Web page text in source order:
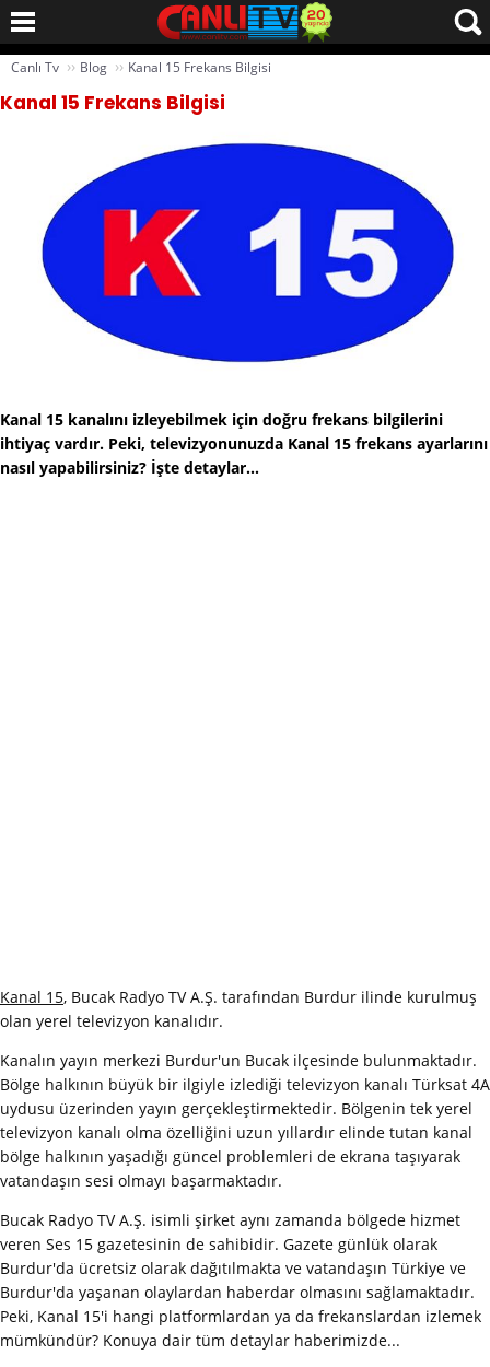
Canlı Tv ›› Blog ›› Kanal 15 Frekans Bilgisi
Kanal 15 Frekans Bilgisi
Kanal 15 kanalını izleyebilmek için doğru frekans bilgilerini
ihtiyaç vardır. Peki, televizyonunuzda Kanal 15 frekans ayarlarını
nasıl yapabilirsiniz? İşte detaylar...
Kanal 15, Bucak Radyo TV A.Ş. tarafından Burdur ilinde kurulmuş
olan yerel televizyon kanalıdır.
Kanalın yayın merkezi Burdur'un Bucak ilçesinde bulunmaktadır.
Bölge halkının büyük bir ilgiyle izlediği televizyon kanalı Türksat 4A
uydusu üzerinden yayın gerçekleştirmektedir. Bölgenin tek yerel
televizyon kanalı olma özelliğini uzun yıllardır elinde tutan kanal
bölge halkının yaşadığı güncel problemleri de ekrana taşıyarak
vatandaşın sesi olmayı başarmaktadır.
Bucak Radyo TV A.Ş. isimli şirket aynı zamanda bölgede hizmet
veren Ses 15 gazetesinin de sahibidir. Gazete günlük olarak
Burdur'da ücretsiz olarak dağıtılmakta ve vatandaşın Türkiye ve
Burdur'da yaşanan olaylardan haberdar olmasını sağlamaktadır.
Peki, Kanal 15'i hangi platformlardan ya da frekanslardan izlemek
mümkündür? Konuya dair tüm detaylar haberimizde...